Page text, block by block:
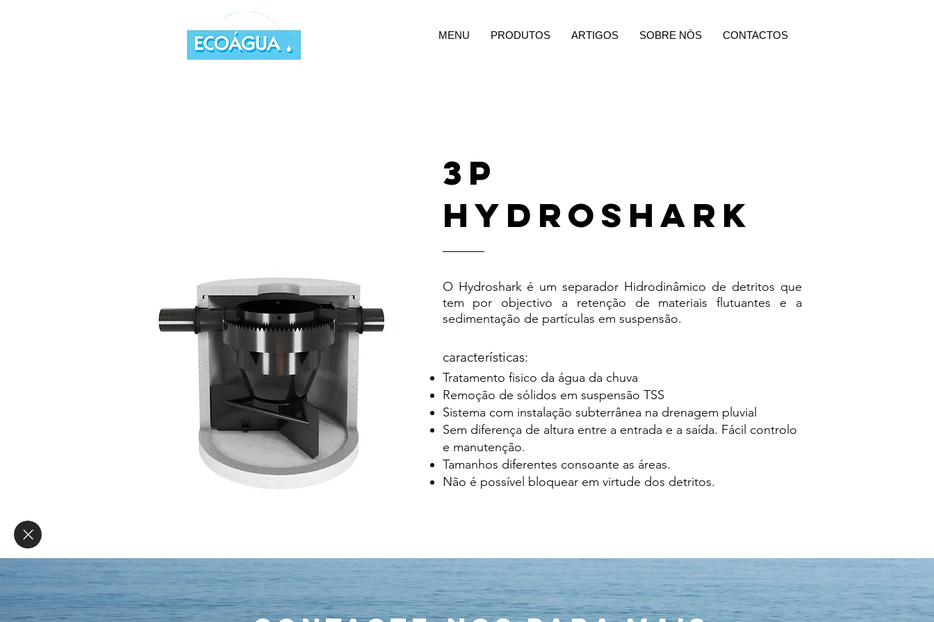
MENU PRODUTOS ARTIGOS SOBRE NÓS CONTACTOS
3p
hydroshark
O Hydroshark é um separador Hidrodinâmico de detritos que
tem por objectivo a retenção de materiais flutuantes e a
sedimentação de partículas em suspensão.
características:
Tratamento fisico da água da chuva
Remoção de sólidos em suspensão TSS
Sistema com instalação subterrânea na drenagem pluvial
Sem diferença de altura entre a entrada e a saída. Fácil controlo
e manutenção.
Tamanhos diferentes consoante as áreas.
Não é possível bloquear em virtude dos detritos.